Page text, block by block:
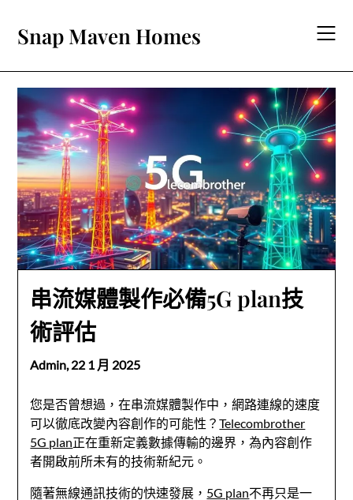
content
Snap Maven Homes
串流媒體製作必備5G plan技
術評估
Admin,22 1 月 2025
您是否曾想過，在串流媒體製作中，網路連線的速度
可以徹底改變內容創作的可能性？Telecombrother
5G plan正在重新定義數據傳輸的邊界，為內容創作
者開啟前所未有的技術新紀元。
隨著無線通訊技術的快速發展， 5G plan不再只是一